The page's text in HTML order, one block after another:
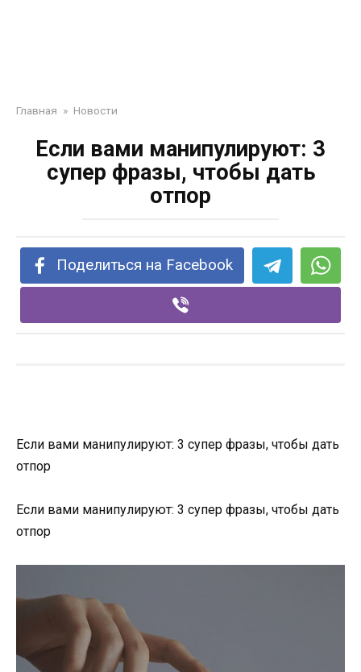
Главная » Новости
Если вами манипулируют: 3
супер фразы, чтобы дать
отпор
Поделиться на Facebook
Если вами манипулируют: 3 супер фразы, чтобы дать
отпор
Если вами манипулируют: 3 супер фразы, чтобы дать
отпор